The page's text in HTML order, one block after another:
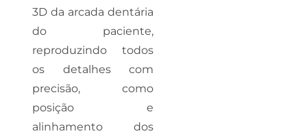
3D da arcada dentária
do paciente,
reproduzindo todos
os detalhes com
precisão, como
posição e
alinhamento dos